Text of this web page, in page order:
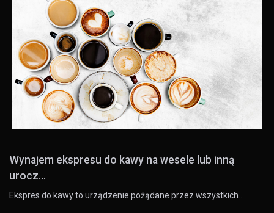
Wynajem ekspresu do kawy na wesele lub inną
urocz...
Ekspres do kawy to urządzenie pożądane przez wszystkich…